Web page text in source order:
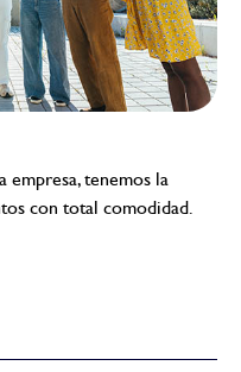
empresa, tenemos la
con total comodidad.